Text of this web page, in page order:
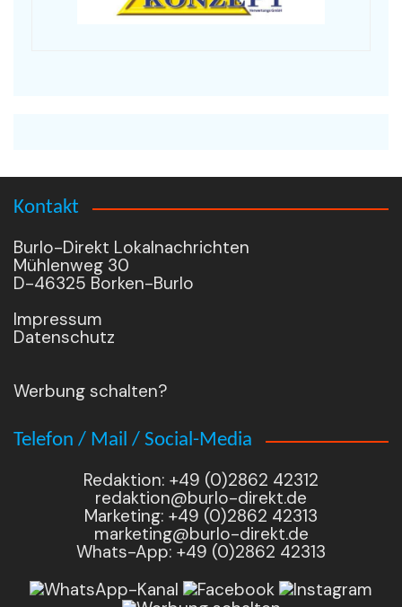
Kontakt
Burlo-Direkt Lokalnachrichten
Mühlenweg 30
D-46325 Borken-Burlo
Impressum
Datenschutz
Werbung schalten?
Telefon / Mail / Social-Media
Redaktion: +49 (0)2862 42312
redaktion@burlo-direkt.de
Marketing: +49 (0)2862 42313
marketing@burlo-direkt.de
Whats-App: +49 (0)2862 42313